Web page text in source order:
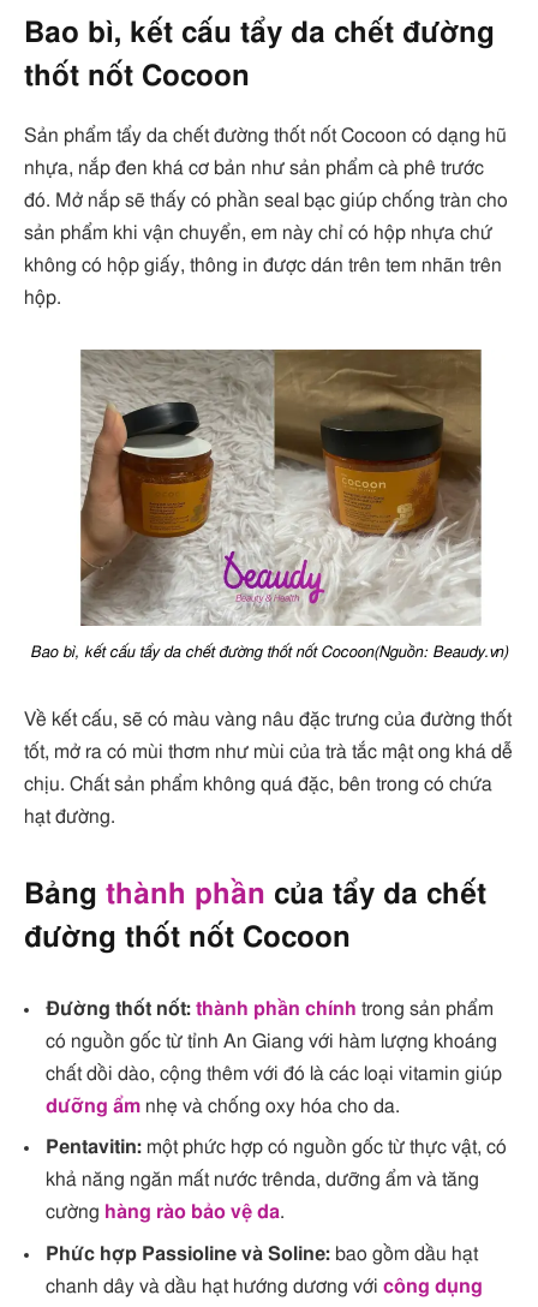
Bao bì, kết cấu tẩy da chết đường
thốt nốt Cocoon
Sản phẩm tẩy da chết đường thốt nốt Cocoon có dạng hũ
nhựa, nắp đen khá cơ bản như sản phẩm cà phê trước
đó. Mở nắp sẽ thấy có phần seal bạc giúp chống tràn cho
sản phẩm khi vận chuyển, em này chỉ có hộp nhựa chứ
không có hộp giấy, thông in được dán trên tem nhãn trên
hộp.
Bao bì, kết cấu tẩy da chết đường thốt nốt Cocoon(Nguồn: Beaudy.vn)
Về kết cấu, sẽ có màu vàng nâu đặc trưng của đường thốt
tốt, mở ra có mùi thơm như mùi của trà tắc mật ong khá dễ
chịu. Chất sản phẩm không quá đặc, bên trong có chứa
hạt đường.
Bảng thành phần của tẩy da chết
đường thốt nốt Cocoon
Đường thốt nốt: thành phần chính trong sản phẩm
có nguồn gốc từ tỉnh An Giang với hàm lượng khoáng
chất dồi dào, cộng thêm với đó là các loại vitamin giúp
dưỡng ẩm nhẹ và chống oxy hóa cho da.
Pentavitin: một phức hợp có nguồn gốc từ thực vật, có
khả năng ngăn mất nước trênda, dưỡng ẩm và tăng
cường hàng rào bảo vệ da.
Phức hợp Passioline và Soline: bao gồm dầu hạt
chanh dây và dầu hạt hướng dương với công dụng